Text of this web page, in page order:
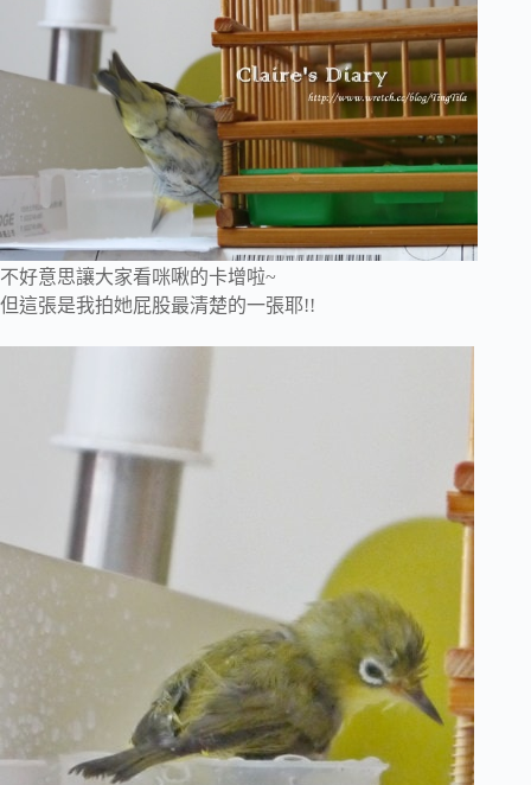
不好意思讓大家看咪啾的卡增啦~
但這張是我拍她屁股最清楚的一張耶!!